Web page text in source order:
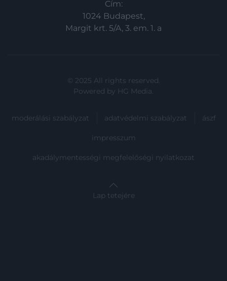
Cím:
1024 Budapest,
Margit krt. 5/A, 3. em. 1. a
© 2025 All rights reserved.
Powered by HG Media.
moderálási szabályzat adatvédelmi szabályzat ászf
impresszum
akadálymentességi megfelelőségi nyilatkozat
Lap tetejére